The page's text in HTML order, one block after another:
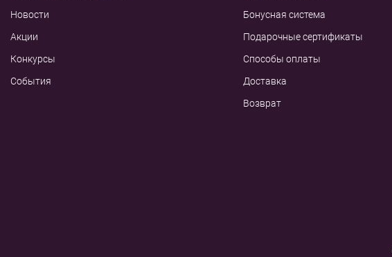
Новости
Акции
Конкурсы
События
Бонусная система
Подарочные сертификаты
Способы оплаты
Доставка
Возврат